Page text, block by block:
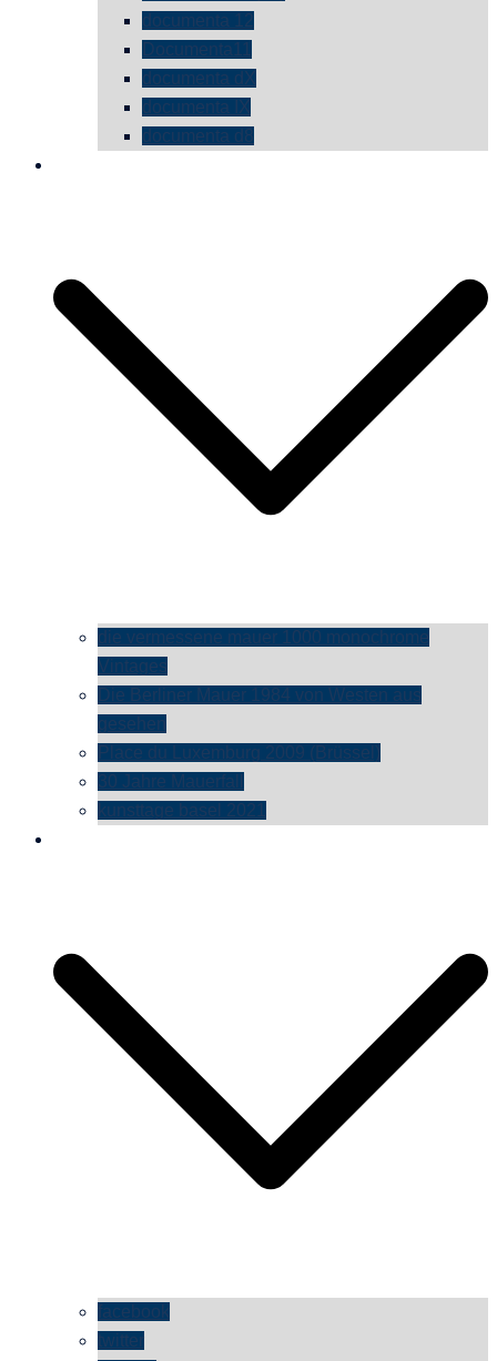
documenta 12
Documenta11
documenta dX
documenta IX
documenta d8
die vermessene mauer 1000 monochrome
Vintages
Die Berliner Mauer 1984 von Westen aus
gesehen
Place du Luxemburg 2009 (Brüssel)
30 Jahre Mauerfall
kunsttage basel 2021
facebook
twitter